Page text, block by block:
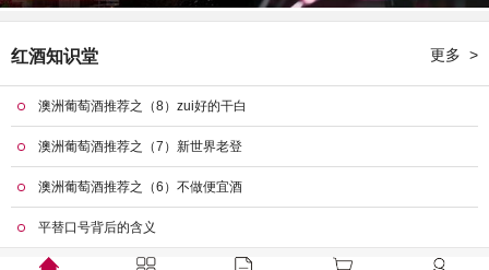
红酒知识堂 更多 >
澳洲葡萄酒推荐之（8）zui好的干白
澳洲葡萄酒推荐之（7）新世界老登
澳洲葡萄酒推荐之（6）不做便宜酒
平替口号背后的含义